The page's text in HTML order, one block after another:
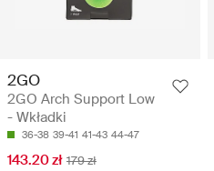
2GO
2GO Arch Support Low
- Wkładki
36-38 39-41 41-43 44-47
143.20 zł 179 zł